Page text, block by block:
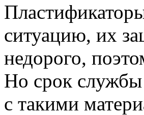
ситуацию, их
недорого,
Но срок службы
с такими